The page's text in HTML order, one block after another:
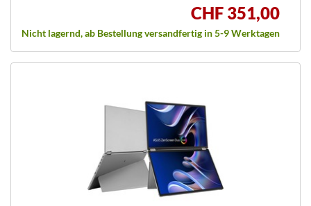
CHF 351,00
Nicht lagernd, ab Bestellung versandfertig in 5-9 Werktagen